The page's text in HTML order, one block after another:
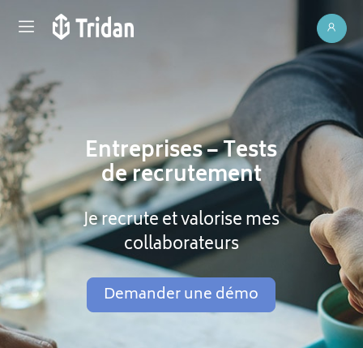
Entreprises – Tests
de recrutement
Je recrute et valorise mes
collaborateurs
Demander une démo